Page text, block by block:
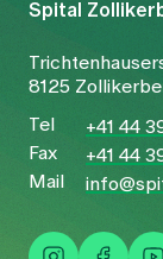
Spital
8125
Tel
+41 44
Fax
+41 44
Mail